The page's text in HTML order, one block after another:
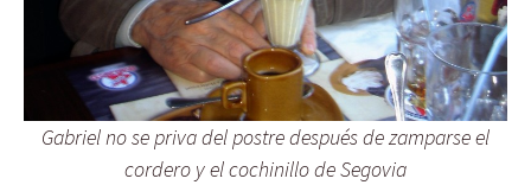
Gabriel no se priva del postre después de zamparse el
cordero y el cochinillo de Segovia